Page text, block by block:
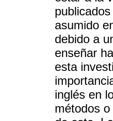
asumido
debido a
enseñar
esta
inglés en
métodos